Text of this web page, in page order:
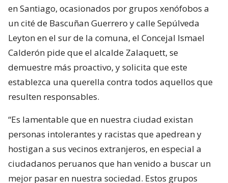
en Santiago, ocasionados por grupos xenófobos a
un cité de Bascuñan Guerrero y calle Sepúlveda
Leyton en el sur de la comuna, el Concejal Ismael
Calderón pide que el alcalde Zalaquett, se
demuestre más proactivo, y solicita que este
establezca una querella contra todos aquellos que
resulten responsables.
“Es lamentable que en nuestra ciudad existan
personas intolerantes y racistas que apedrean y
hostigan a sus vecinos extranjeros, en especial a
ciudadanos peruanos que han venido a buscar un
mejor pasar en nuestra sociedad. Estos grupos